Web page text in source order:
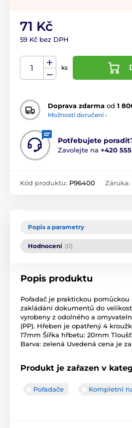
71 Kč
59 Kč bez DPH
ks
Doprava zdarma od 1
Možnosti doručení ›
Potřebujete
Zavolejte na +420
Kód produktu: P96400 Záruka:
Popis a parametry
Hodnocení (0)
Popis produktu
Pořadač je praktickou pomůckou
zakládání dokumentů do
vyrobeny z odolného a
(PP). Hřeben je opatřený 4
17mm Šířka hřbetu: 20mm
Barva: zelená Uvedená cena je za
Produkt je zařazen v
Pořadače Kompletní